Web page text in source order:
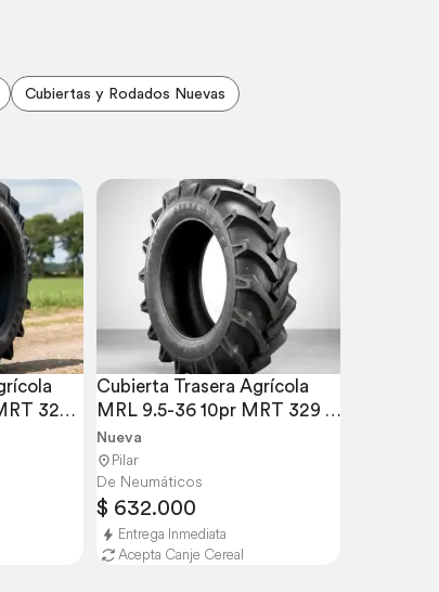
Cubiertas y Rodados Nuevas
329
Cubierta Trasera Agrícola
MRL 9.5-36 10pr MRT 329
TT
Nueva
Pilar
De Neumáticos
$ 632.000
Entrega Inmediata
Acepta Canje Cereal